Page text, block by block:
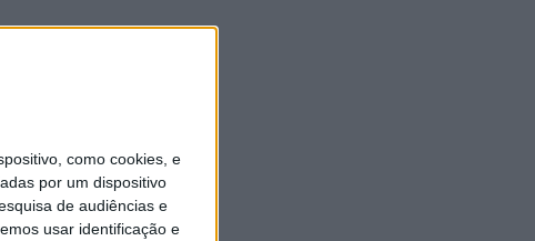
como cookies, e
por um dispositivo
de audiências e
usar identificação e